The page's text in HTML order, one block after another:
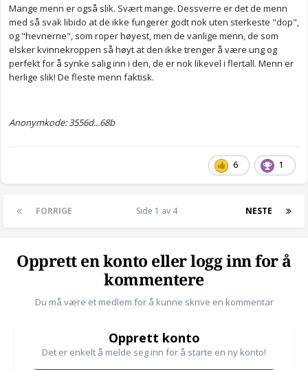
Mange menn er også slik. Svært mange. Dessverre er det de menn
med så svak libido at de ikke fungerer godt nok uten sterkeste "dop",
og "hevnerne", som roper høyest, men de vanlige menn, de som
elsker kvinnekroppen så høyt at den ikke trenger å være ung og
perfekt for å synke salig inn i den, de er nok likevel i flertall. Menn er
herlige slik! De fleste menn faktisk.
Anonymkode: 3556d...68b
6 1
FORRIGE NESTE
Side 1 av 4
Opprett en konto eller logg inn for å
kommentere
Du må være et medlem for å kunne skrive en kommentar
Opprett konto
Det er enkelt å melde seg inn for å starte en ny konto!